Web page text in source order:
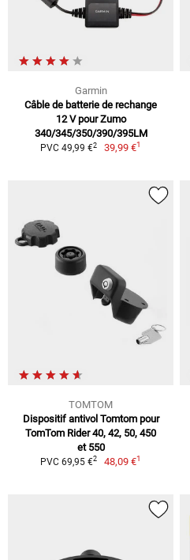
Garmin
Câble de batterie de rechange
12 V pour Zumo
340/345/350/390/395LM
PVC 49,99 €2 39,99 €1
TOMTOM
Dispositif antivol Tomtom pour
TomTom Rider 40, 42, 50, 450
et 550
PVC 69,95 €2 48,09 €1